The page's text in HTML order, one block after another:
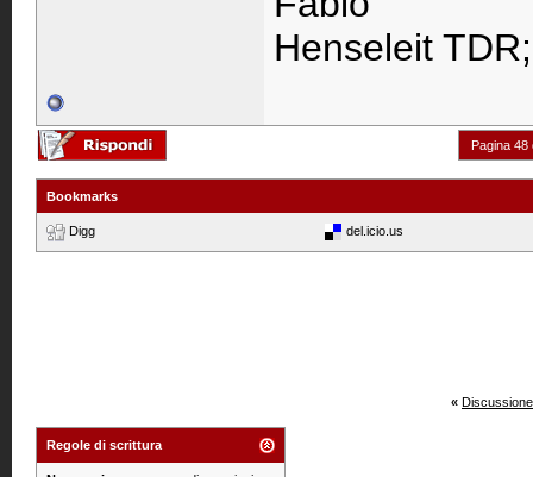
Henseleit
Pagina 48
Bookmarks
Digg del.icio.us
«
Regole di scrittura